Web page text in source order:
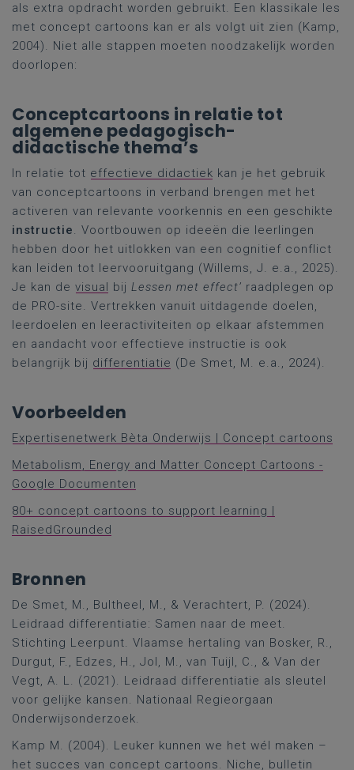
als extra opdracht worden gebruikt. Een klassikale les
met concept cartoons kan er als volgt uit zien (Kamp,
2004). Niet alle stappen moeten noodzakelijk worden
doorlopen:
Conceptcartoons in relatie tot
algemene pedagogisch-
didactische thema’s
In relatie tot effectieve didactiek kan je het gebruik
van conceptcartoons in verband brengen met het
activeren van relevante voorkennis en een geschikte
instructie. Voortbouwen op ideeën die leerlingen
hebben door het uitlokken van een cognitief conflict
kan leiden tot leervooruitgang (Willems, J. e.a., 2025).
Je kan de visual bij Lessen met effect’ raadplegen op
de PRO-site. Vertrekken vanuit uitdagende doelen,
leerdoelen en leeractiviteiten op elkaar afstemmen
en aandacht voor effectieve instructie is ook
belangrijk bij differentiatie (De Smet, M. e.a., 2024).
Voorbeelden
Expertisenetwerk Bèta Onderwijs | Concept cartoons
Metabolism, Energy and Matter Concept Cartoons -
Google Documenten
80+ concept cartoons to support learning |
RaisedGrounded
Bronnen
De Smet, M., Bultheel, M., & Verachtert, P. (2024).
Leidraad differentiatie: Samen naar de meet.
Stichting Leerpunt. Vlaamse hertaling van Bosker, R.,
Durgut, F., Edzes, H., Jol, M., van Tuijl, C., & Van der
Vegt, A. L. (2021). Leidraad differentiatie als sleutel
voor gelijke kansen. Nationaal Regieorgaan
Onderwijsonderzoek.
Kamp M. (2004). Leuker kunnen we het wél maken –
het succes van concept cartoons. Niche, bulletin